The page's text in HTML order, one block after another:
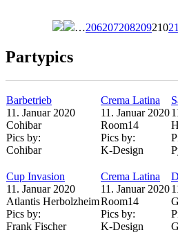
…206207208209210
Partypics
Barbetrieb
11. Januar 2020
Cohibar
Pics by:
Cohibar
Crema Latina
11. Januar 2020
Room14
Pics by:
K-Design
Cup Invasion
11. Januar 2020
Atlantis Herbolzheim
Pics by:
Frank Fischer
Crema Latina
11. Januar 2020
Room14
Pics by:
K-Design